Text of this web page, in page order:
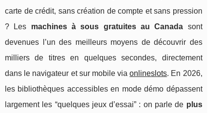
carte de crédit, sans création de compte et sans pression
? Les machines à sous gratuites au Canada sont
devenues l’un des meilleurs moyens de découvrir des
milliers de titres en quelques secondes, directement
dans le navigateur et sur mobile viaonlineslots. En 2026,
les bibliothèques accessibles en mode démo dépassent
largement les “quelques jeux d’essai” : on parle de plus